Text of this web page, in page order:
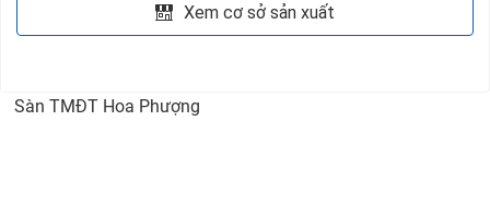
Xem cơ sở sản xuất
Sàn TMĐT Hoa Phượng